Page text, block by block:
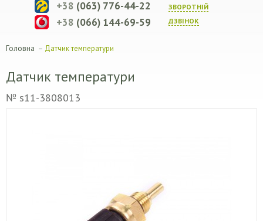
ЗВОРОТНIЙ
ДЗВIНОК
+38 (063) 776-44-22
+38 (066) 144-69-59
Головна – Датчик температури
Датчик температури
№ s11-3808013